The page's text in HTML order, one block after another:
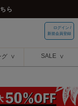
ら
ログイン /
新規会員登録
グ SALE